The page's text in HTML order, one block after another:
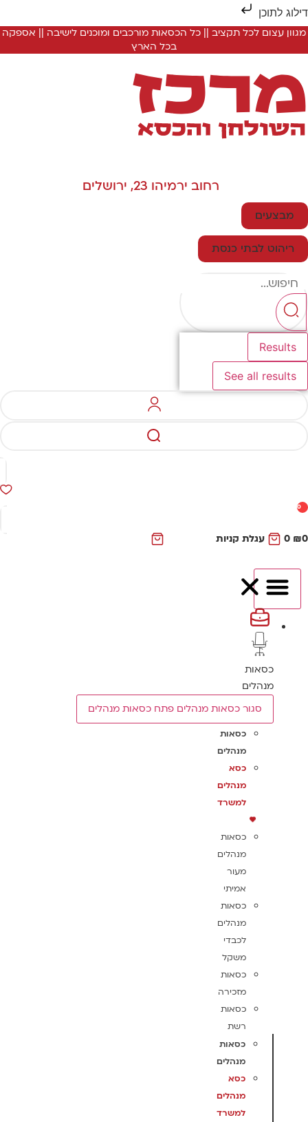
לתוכן
מגוון עצום לכל תקציב || כל הכסאות מורכבים ומוכנים לישיבה || אספקה
בכל הארץ
רחוב ירמיהו 23, ירושלים
מבצעים
ריהוט לבתי כנסת
Results
See all results
0
₪
0 עגלת קניות
כסאות
מנהלים
סגור כסאות מנהלים פתח כסאות מנהלים
כסאות
מנהלים
כסא
מנהלים
למשרד
כסאות
מנהלים
מעור
אמיתי
כסאות
מנהלים
לכבדי
משקל
כסאות
מזכירה
כסאות
רשת
כסאות
מנהלים
כסא
מנהלים
למשרד